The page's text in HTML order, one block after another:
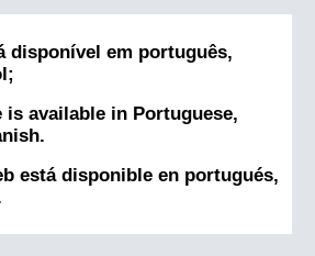
disponível em português,
is available in Portuguese,
está disponible en portugués,